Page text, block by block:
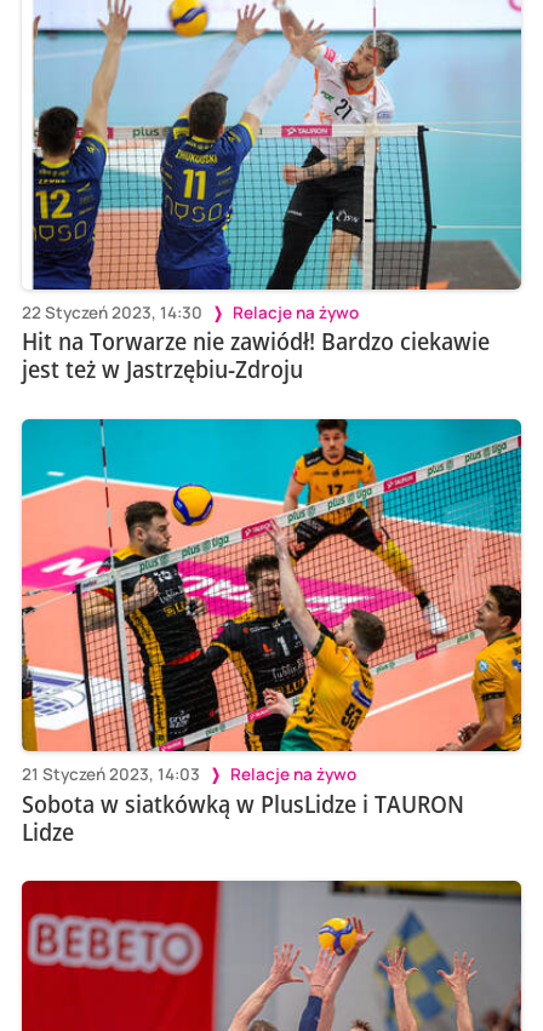
22 Styczeń 2023, 14:30 Relacje na żywo
Hit na Torwarze nie zawiódł! Bardzo ciekawie
jest też w Jastrzębiu-Zdroju
21 Styczeń 2023, 14:03 Relacje na żywo
Sobota w siatkówką w PlusLidze i TAURON
Lidze